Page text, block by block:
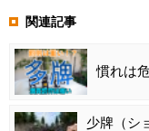
関連記事
慣れは
少牌（シ